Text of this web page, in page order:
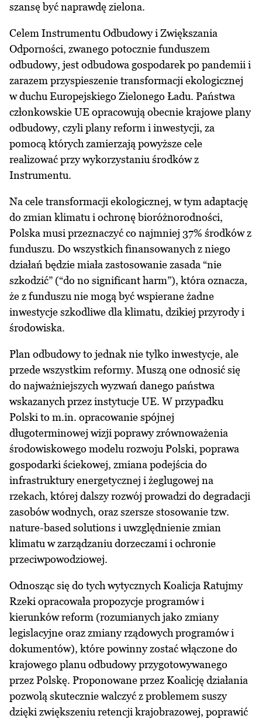
szansę być naprawdę zielona.
Celem Instrumentu Odbudowy i Zwiększania
Odporności, zwanego potocznie funduszem
odbudowy, jest odbudowa gospodarek po pandemii i
zarazem przyspieszenie transformacji ekologicznej
w duchu Europejskiego Zielonego Ładu. Państwa
członkowskie UE opracowują obecnie krajowe plany
odbudowy, czyli plany reform i inwestycji, za
pomocą których zamierzają powyższe cele
realizować przy wykorzystaniu środków z
Instrumentu.
Na cele transformacji ekologicznej, w tym adaptację
do zmian klimatu i ochronę bioróżnorodności,
Polska musi przeznaczyć co najmniej 37% środków z
funduszu. Do wszystkich finansowanych z niego
działań będzie miała zastosowanie zasada “nie
szkodzić” (“do no significant harm”), która oznacza,
że z funduszu nie mogą być wspierane żadne
inwestycje szkodliwe dla klimatu, dzikiej przyrody i
środowiska.
Plan odbudowy to jednak nie tylko inwestycje, ale
przede wszystkim reformy. Muszą one odnosić się
do najważniejszych wyzwań danego państwa
wskazanych przez instytucje UE. W przypadku
Polski to m.in. opracowanie spójnej
długoterminowej wizji poprawy zrównoważenia
środowiskowego modelu rozwoju Polski, poprawa
gospodarki ściekowej, zmiana podejścia do
infrastruktury energetycznej i żeglugowej na
rzekach, której dalszy rozwój prowadzi do degradacji
zasobów wodnych, oraz szersze stosowanie tzw.
nature-based solutions i uwzględnienie zmian
klimatu w zarządzaniu dorzeczami i ochronie
przeciwpowodziowej.
Odnosząc się do tych wytycznych Koalicja Ratujmy
Rzeki opracowała propozycje programów i
kierunków reform (rozumianych jako zmiany
legislacyjne oraz zmiany rządowych programów i
dokumentów), które powinny zostać włączone do
krajowego planu odbudowy przygotowywanego
przez Polskę. Proponowane przez Koalicję działania
pozwolą skutecznie walczyć z problemem suszy
dzięki zwiększeniu retencji krajobrazowej, poprawić